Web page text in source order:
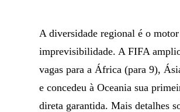
A diversidade regional é o motor
imprevisibilidade. A FIFA
vagas para a África (para 9),
e concedeu à Oceania sua
direta garantida. Mais detalhes